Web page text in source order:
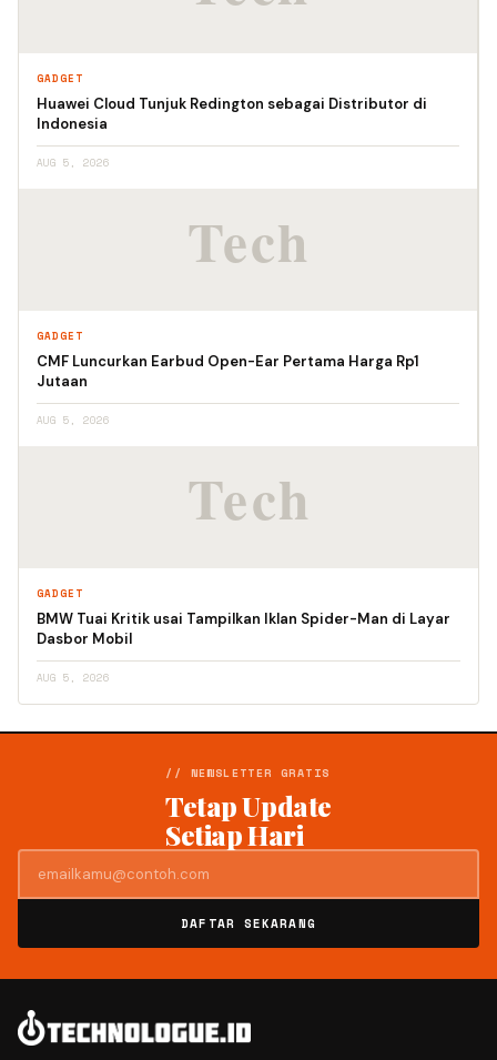
GADGET
Huawei Cloud Tunjuk Redington sebagai Distributor di
Indonesia
AUG 5, 2026
GADGET
CMF Luncurkan Earbud Open-Ear Pertama Harga Rp1
Jutaan
AUG 5, 2026
GADGET
BMW Tuai Kritik usai Tampilkan Iklan Spider-Man di Layar
Dasbor Mobil
AUG 5, 2026
// NEWSLETTER GRATIS
Tetap Update
Setiap Hari
DAFTAR SEKARANG